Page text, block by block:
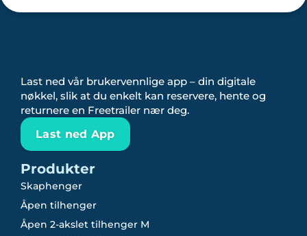
Last ned vår brukervennlige app – din digitale
nøkkel, slik at du enkelt kan reservere, hente og
returnere en Freetrailer nær deg.
Last ned App
Produkter
Skaphenger
Åpen tilhenger
Åpen 2-akslet tilhenger M